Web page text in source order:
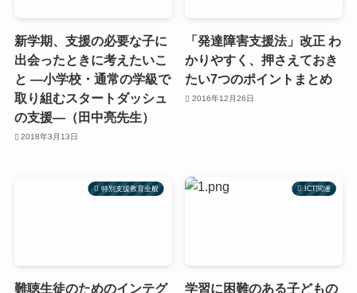
新学期、支援の必要な子に
出会ったときに考えたいこ
と ―小学校・通常の学級で
取り組むスタートダッシュ
の支援―（田中亮先生）
2018年3月13日
「発達障害支援法」改正 わ
かりやすく、押さえておき
たい7つのポイントまとめ
2016年12月26日
特別支援教育全般
難聴生徒のためのインテグ
ICT関連
学習に困難のある子どもの